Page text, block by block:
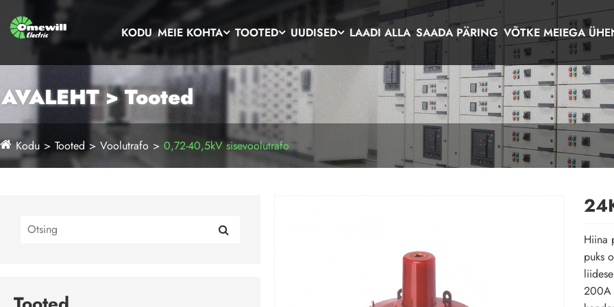
KODU MEIE KOHTA TOOTED UUDISED LAADI ALLA SAADA PÄRING VÕTKE MEIEGA
AVALEHT > Tooted
Kodu Tooted Voolutrafo 0,72-40,5kV sisevoolutrafo
Hiina
puks
200A